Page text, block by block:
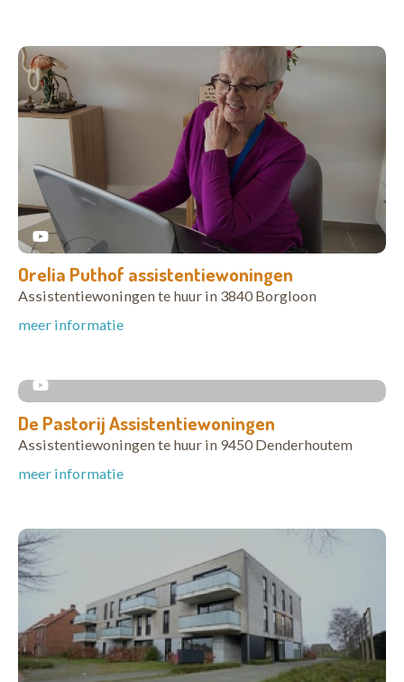
Orelia Puthof assistentiewoningen
Assistentiewoningen te huur in 3840 Borgloon
meer informatie
De Pastorij Assistentiewoningen
Assistentiewoningen te huur in 9450 Denderhoutem
meer informatie